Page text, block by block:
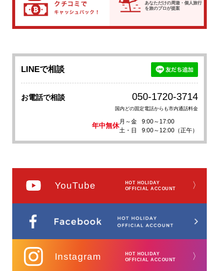
あなただけの周遊・個人旅行
を旅のプロが提案
LINEで相談
お電話で相談 050-1720-3714
国内どの固定電話からも市内通話料金
年中無休
月～金
9:00～17:00
土・日
9:00～12:00（正午）
YouTube
HOT HOLIDAY
OFFICIAL ACCOUNT
〉
Instagram
HOT HOLIDAY
OFFICIAL ACCOUNT
〉